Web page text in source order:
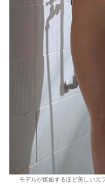
モデルが嫉妬するほど美しい元